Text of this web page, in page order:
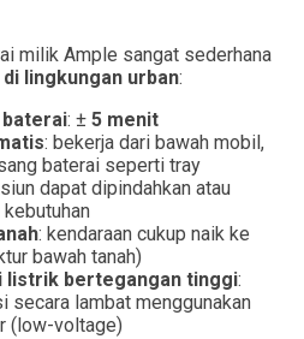
milik Ample sangat sederhana
lingkungan urban:
: ± 5 menit
: bekerja dari bawah mobil,
baterai seperti tray
dapat dipindahkan atau
: kendaraan cukup naik ke
bawah tanah)
listrik bertegangan tinggi:
secara lambat menggunakan
(low-voltage)